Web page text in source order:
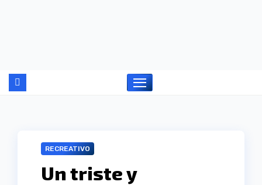
RECREATIVO
Un triste y